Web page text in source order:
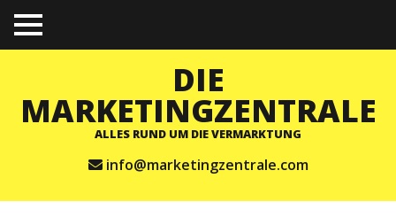
TO
GGL
DIE
MARKETINGZENTRALE
ALLES RUND UM DIE VERMARKTUNG
info@marketingzentrale.com